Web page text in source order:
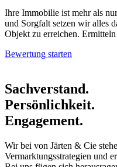
Ihre Immobilie ist mehr als
und Sorgfalt setzen wir alles
Objekt zu erreichen.
Bewertung starten
Sachverstand.
Persönlichkeit.
Engagement.
Wir bei von Järten & Cie
Vermarktungsstrategien und